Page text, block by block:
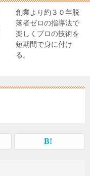
創業より約３０年脱
落者ゼロの指導法で
楽しくプロの技術を
短期間で身に付け
る。